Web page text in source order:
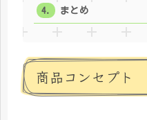
まとめ
商品コンセプト